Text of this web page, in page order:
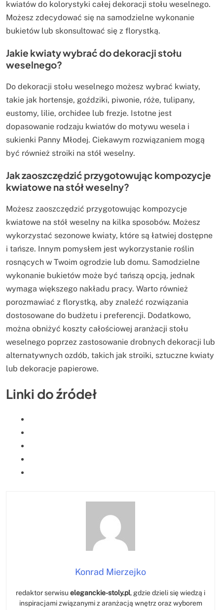
kwiatów do kolorystyki całej dekoracji stołu weselnego.
Możesz zdecydować się na samodzielne wykonanie
bukietów lub skonsultować się z florystką.
Jakie kwiaty wybrać do dekoracji stołu
weselnego?
Do dekoracji stołu weselnego możesz wybrać kwiaty,
takie jak hortensje, goździki, piwonie, róże, tulipany,
eustomy, lilie, orchidee lub frezje. Istotne jest
dopasowanie rodzaju kwiatów do motywu wesela i
sukienki Panny Młodej. Ciekawym rozwiązaniem mogą
być również stroiki na stół weselny.
Jak zaoszczędzić przygotowując kompozycje
kwiatowe na stół weselny?
Możesz zaoszczędzić przygotowując kompozycje
kwiatowe na stół weselny na kilka sposobów. Możesz
wykorzystać sezonowe kwiaty, które są łatwiej dostępne
i tańsze. Innym pomysłem jest wykorzystanie roślin
rosnących w Twoim ogrodzie lub domu. Samodzielne
wykonanie bukietów może być tańszą opcją, jednak
wymaga większego nakładu pracy. Warto również
porozmawiać z florystką, aby znaleźć rozwiązania
dostosowane do budżetu i preferencji. Dodatkowo,
można obniżyć koszty całościowej aranżacji stołu
weselnego poprzez zastosowanie drobnych dekoracji lub
alternatywnych ozdób, takich jak stroiki, sztuczne kwiaty
lub dekoracje papierowe.
Linki do źródeł
Konrad Mierzejko
redaktor serwisu eleganckie-stoly.pl, gdzie dzieli się wiedzą i
inspiracjami związanymi z aranżacją wnętrz oraz wyborem